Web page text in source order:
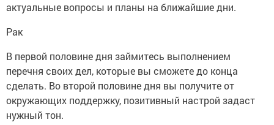
актуальные вопросы и планы на ближайшие дни.
Рак
В первой половине дня займитесь выполнением
перечня своих дел, которые вы сможете до конца
сделать. Во второй половине дня вы получите от
окружающих поддержку, позитивный настрой задаст
нужный тон.